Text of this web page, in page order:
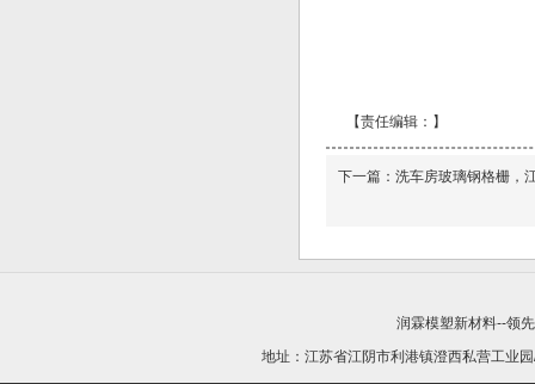
【责任编辑： 】
下一篇： 洗车房玻璃钢格栅，
润霖模塑新材料--领
地址：江苏省江阴市利港镇澄西私营工业